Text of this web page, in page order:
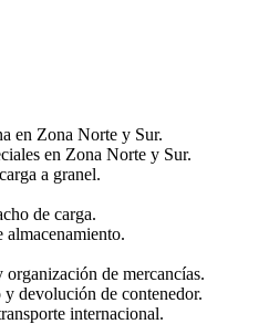
en Zona Norte y Sur.
en Zona Norte y Sur.
a granel.
de carga.
almacenamiento.
de mercancías.
devolución de contenedor.
internacional.